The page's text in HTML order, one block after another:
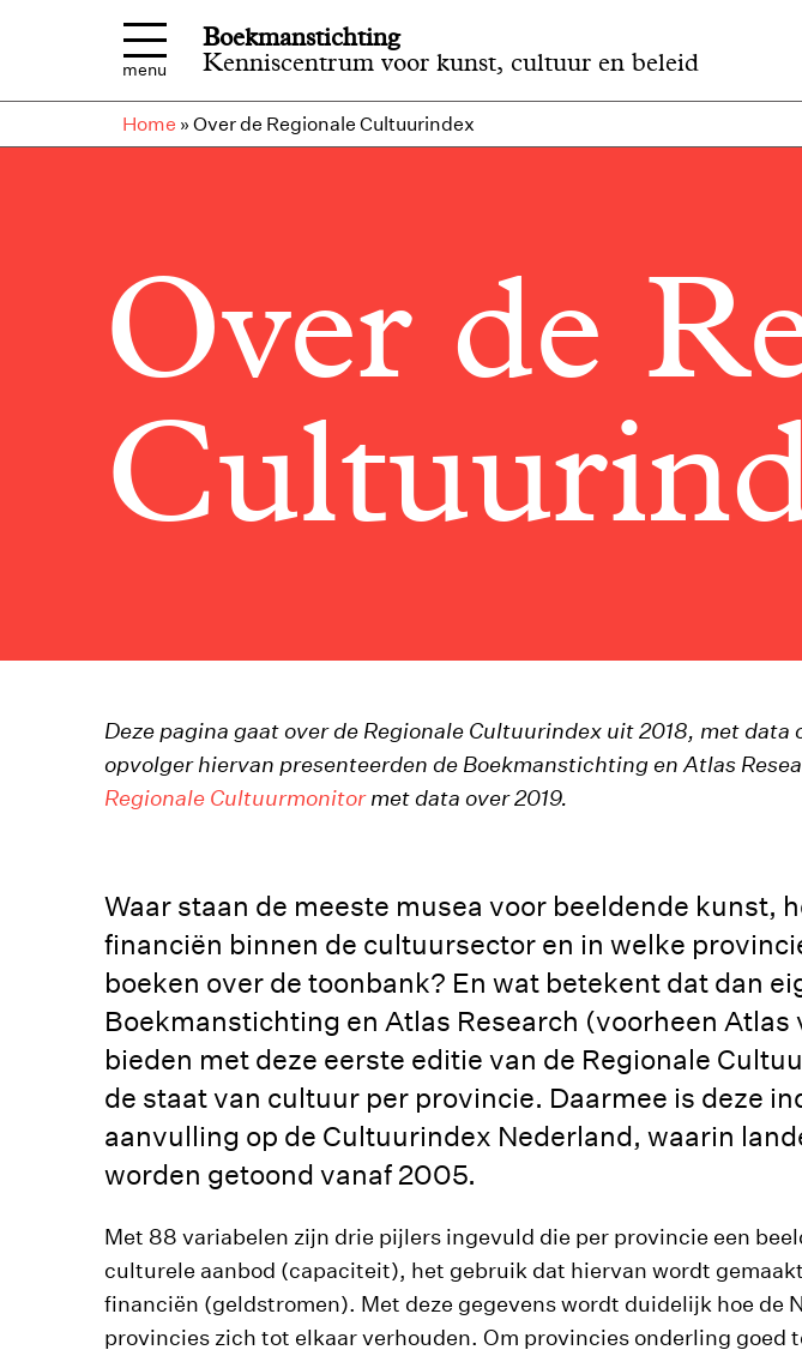
menu
Boekmanstichting
Kenniscentrum voor kunst, cultuur en beleid
Home » Over de Regionale Cultuurindex
Over de
Deze pagina gaat over de Regionale Cultuurindex uit 2018, met data
opvolger hiervan presenteerden de Boekmanstichting en Atlas
Regionale Cultuurmonitormet data over 2019.
Waar staan de meeste musea voor beeldende kunst,
financiën binnen de cultuursector en in welke
boeken over de toonbank? En wat betekent dat dan
Boekmanstichting en Atlas Research (voorheen Atlas
bieden met deze eerste editie van de Regionale
de staat van cultuur per provincie. Daarmee is deze
aanvulling op de Cultuurindex Nederland, waarin
worden getoond vanaf 2005.
Met 88 variabelen zijn drie pijlers ingevuld die per provincie een
culturele aanbod (capaciteit), het gebruik dat hiervan wordt
financiën (geldstromen). Met deze gegevens wordt duidelijk hoe de
provincies zich tot elkaar verhouden. Om provincies onderling goed